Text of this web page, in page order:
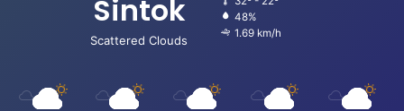
Sintok
Scattered Clouds
48%
1.69 km/h